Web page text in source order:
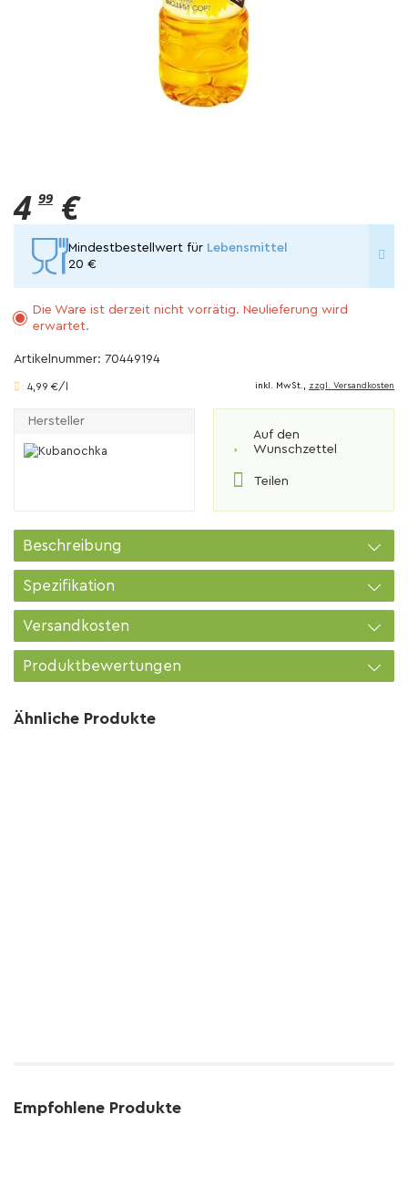
4 99 €
Mindestbestellwert für Lebensmittel
20 €
Die Ware ist derzeit nicht vorrätig. Neulieferung wird
erwartet.
Artikelnummer: 70449194
4,99 €/l inkl. MwSt., zzgl. Versandkosten
Hersteller
Auf den
Wunschzettel
Teilen
Beschreibung
Spezifikation
Versandkosten
Produktbewertungen
Ähnliche Produkte
Empfohlene Produkte